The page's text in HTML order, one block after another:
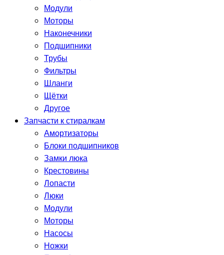
Модули
Моторы
Наконечники
Подшипники
Трубы
Фильтры
Шланги
Щётки
Другое
Запчасти к стиралкам
Амортизаторы
Блоки подшипников
Замки люка
Крестовины
Лопасти
Люки
Модули
Моторы
Насосы
Ножки